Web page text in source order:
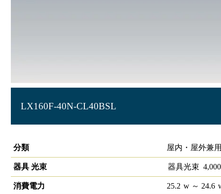
LX160F-40N-CL40BSL
分類
屋内・屋外兼
器具 光束 器具光束 4,000
消費電力 25.2 w～ 24.6